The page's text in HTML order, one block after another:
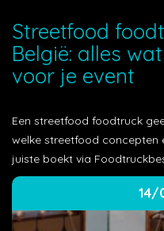
Streetfood
België: alles
voor je event
Een streetfood foodtruck
welke streetfood concepten
juiste boekt via
14/